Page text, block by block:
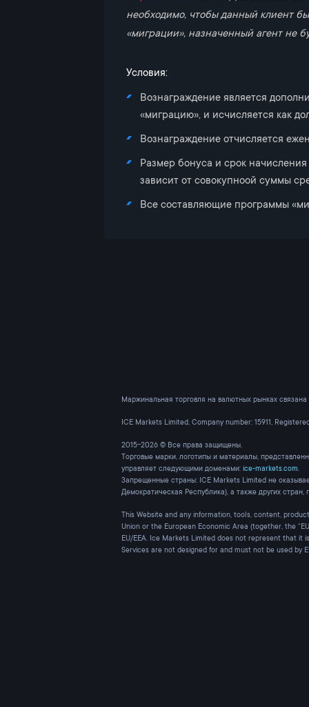
необходимо, чтобы данный клиент
«миграции», назначенный агент не
Условия:
Вознаграждение является
«миграцию», и исчисляется как
Вознаграждение отчисляется
Размер бонуса и срок
зависит от совокупноой суммы
Все составляющие программы
Маржинальная торговля на валютных рынках
ICE Markets Limited, Company number: 15911,
2015-2026 © Все права защищены.
Торговые марки, логотипы и материалы,
управляет следующими доменами: ice-markets.com.
Запрещенные страны: ICE Markets Limited не
Демократическая Республика), а также других
This Website and any information, tools, content,
Union or the European Economic Area (together, the
EU/EEA. Ice Markets Limited does not represent that it
Services are not designed for and must not be used by